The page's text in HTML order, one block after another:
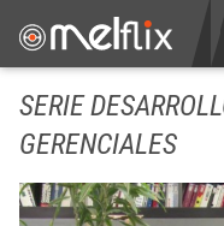
SERIE
GERENCIALES